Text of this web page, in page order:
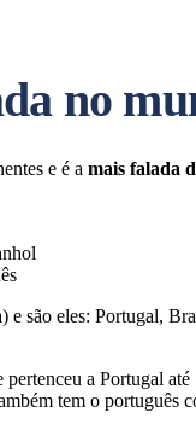
no
e é a mais falada
e são eles:
a Portugal
tem o português